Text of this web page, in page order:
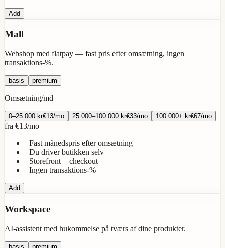
Add
Mall
Webshop med flatpay — fast pris efter omsætning, ingen
transaktions-%.
basis premium
Omsætning/md
0–25.000 kr€13/mo 25.000–100.000 kr€33/mo 100.000+ kr€67/mo
fra €13/mo
+Fast månedspris efter omsætning
+Du driver butikken selv
+Storefront + checkout
+Ingen transaktions-%
Add
Workspace
AI-assistent med hukommelse på tværs af dine produkter.